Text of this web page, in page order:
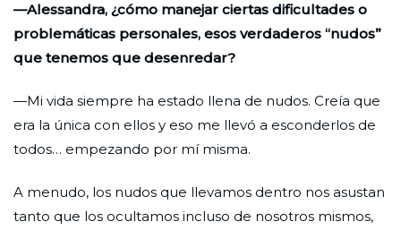
—Alessandra, ¿cómo manejar ciertas dificultades o
problemáticas personales, esos verdaderos “nudos”
que tenemos que desenredar?
—Mi vida siempre ha estado llena de nudos. Creía que
era la única con ellos y eso me llevó a esconderlos de
todos… empezando por mí misma.
A menudo, los nudos que llevamos dentro nos asustan
tanto que los ocultamos incluso de nosotros mismos,